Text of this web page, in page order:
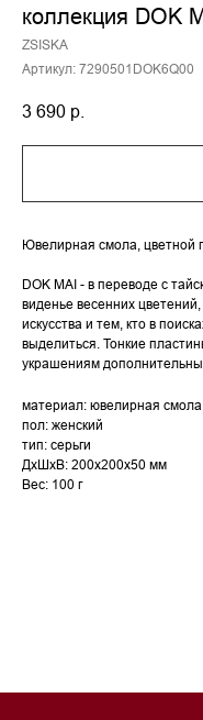
коллекция DOK
ZSISKA
Артикул: 7290501DOK6Q00
3 690 р.
Ювелирная смола, цветной
DOK MAI - в переводе с
виденье весенних
искусства и тем, кто в
выделиться. Тонкие
украшениям
материал: ювелирная смола
пол: женский
тип: серьги
ДxШxВ: 200x200x50 мм
Вес: 100 г